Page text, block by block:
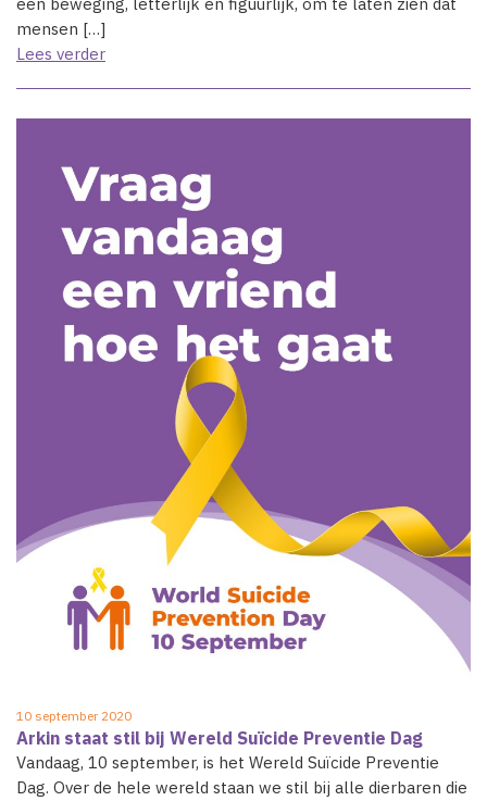
mensen […]
Lees verder
10 september 2020
Arkin staat stil bij Wereld Suïcide Preventie Dag
Vandaag, 10 september, is het Wereld Suïcide Preventie
Dag. Over de hele wereld staan we stil bij alle dierbaren die